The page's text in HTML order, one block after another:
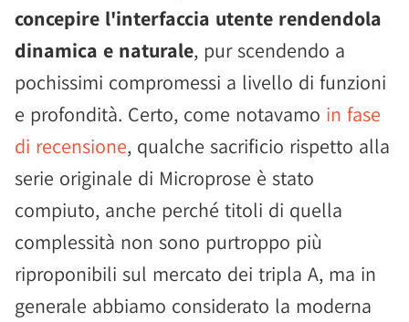
concepire l'interfaccia utente rendendola
dinamica e naturale, pur scendendo a
pochissimi compromessi a livello di funzioni
e profondità. Certo, come notavamo in fase
di recensione, qualche sacrificio rispetto alla
serie originale di Microprose è stato
compiuto, anche perché titoli di quella
complessità non sono purtroppo più
riproponibili sul mercato dei tripla A, ma in
generale abbiamo considerato la moderna